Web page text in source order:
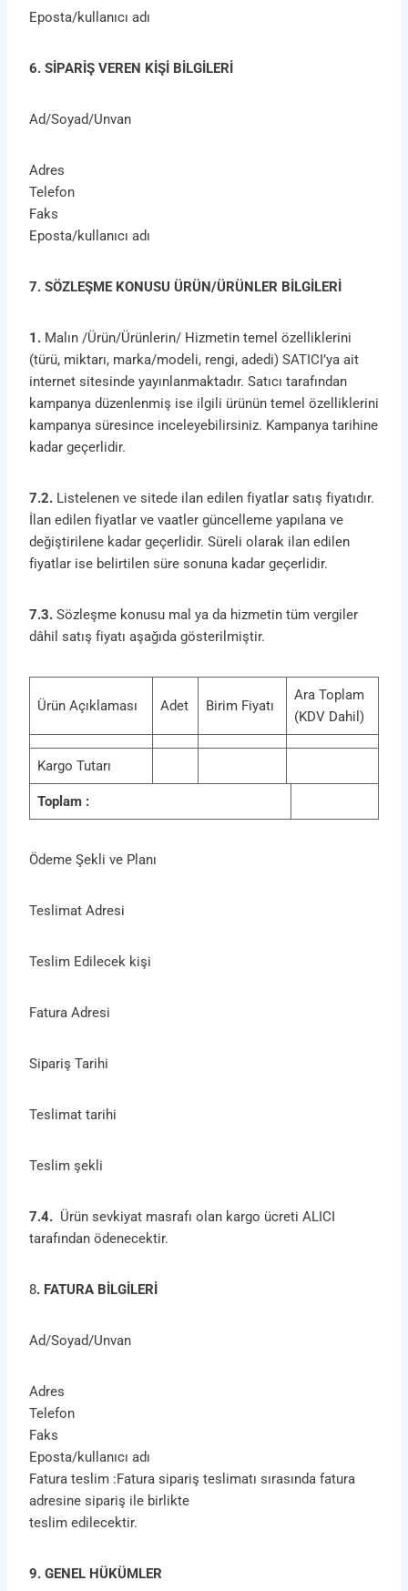
Eposta/kullanıcı adı
6. SİPARİŞ VEREN KİŞİ BİLGİLERİ
Ad/Soyad/Unvan
Adres
Telefon
Faks
Eposta/kullanıcı adı
7. SÖZLEŞME KONUSU ÜRÜN/ÜRÜNLER BİLGİLERİ
1. Malın /Ürün/Ürünlerin/ Hizmetin temel özelliklerini
(türü, miktarı, marka/modeli, rengi, adedi) SATICI’ya ait
internet sitesinde yayınlanmaktadır. Satıcı tarafından
kampanya düzenlenmiş ise ilgili ürünün temel özelliklerini
kampanya süresince inceleyebilirsiniz. Kampanya tarihine
kadar geçerlidir.
7.2. Listelenen ve sitede ilan edilen fiyatlar satış fiyatıdır.
İlan edilen fiyatlar ve vaatler güncelleme yapılana ve
değiştirilene kadar geçerlidir. Süreli olarak ilan edilen
fiyatlar ise belirtilen süre sonuna kadar geçerlidir.
7.3. Sözleşme konusu mal ya da hizmetin tüm vergiler
dâhil satış fiyatı aşağıda gösterilmiştir.
Ürün Açıklaması Adet Birim Fiyatı
Ara Toplam
(KDV Dahil)
Kargo Tutarı
Toplam :
Ödeme Şekli ve Planı
Teslimat Adresi
Teslim Edilecek kişi
Fatura Adresi
Sipariş Tarihi
Teslimat tarihi
Teslim şekli
7.4. Ürün sevkiyat masrafı olan kargo ücreti ALICI
tarafından ödenecektir.
8. FATURA BİLGİLERİ
Ad/Soyad/Unvan
Adres
Telefon
Faks
Eposta/kullanıcı adı
Fatura teslim :Fatura sipariş teslimatı sırasında fatura
adresine sipariş ile birlikte
teslim edilecektir.
9. GENEL HÜKÜMLER